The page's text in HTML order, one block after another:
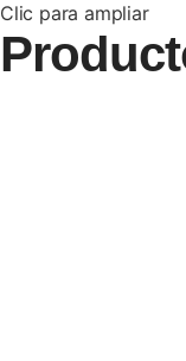
Clic para ampliar